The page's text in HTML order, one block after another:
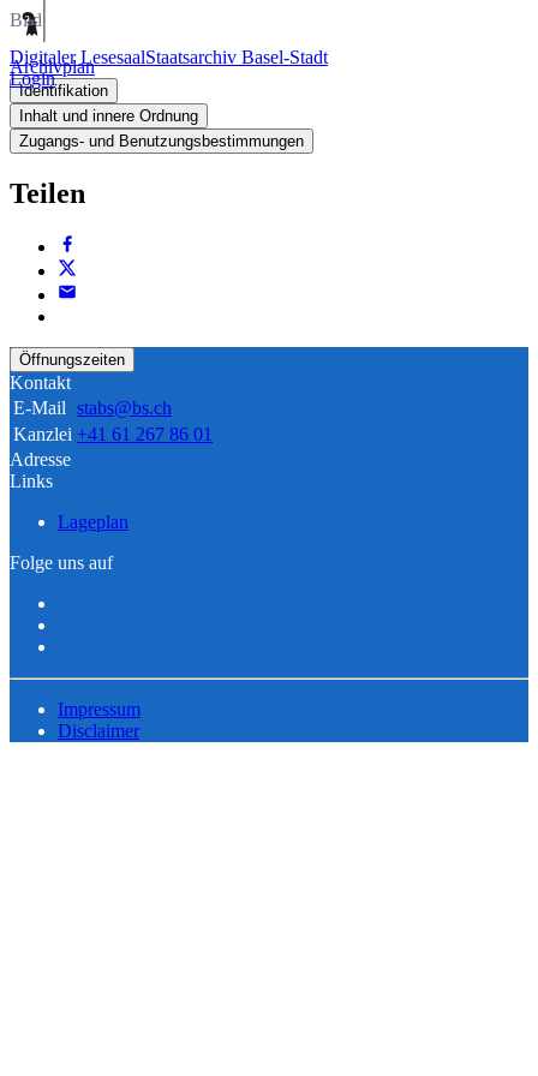
Digitaler LesesaalStaatsarchiv Basel-Stadt
Login
Bild
Archivplan
Identifikation
Inhalt und innere Ordnung
Zugangs- und Benutzungsbestimmungen
Teilen
Öffnungszeiten
Kontakt
E-Mail stabs@bs.ch
Kanzlei +41 61 267 86 01
Adresse
Links
Lageplan
Folge uns auf
Impressum
Disclaimer